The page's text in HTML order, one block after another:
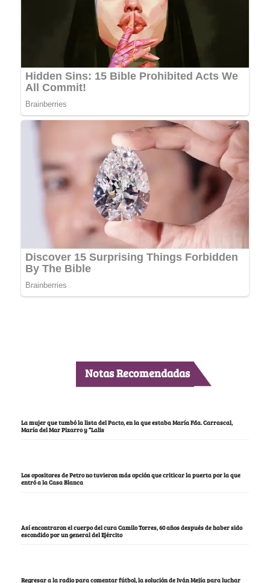
Notas Recomendadas
La mujer que tumbó la lista del Pacto, en la que estaba María Fda. Carrascal,
María del Mar Pizarro y “Lalis
Los opositores de Petro no tuvieron más opción que criticar la puerta por la que
entró a la Casa Blanca
Así encontraron el cuerpo del cura Camilo Torres, 60 años después de haber sido
escondido por un general del Ejército
Regresar a la radio para comentar fútbol, la solución de Iván Mejía para luchar